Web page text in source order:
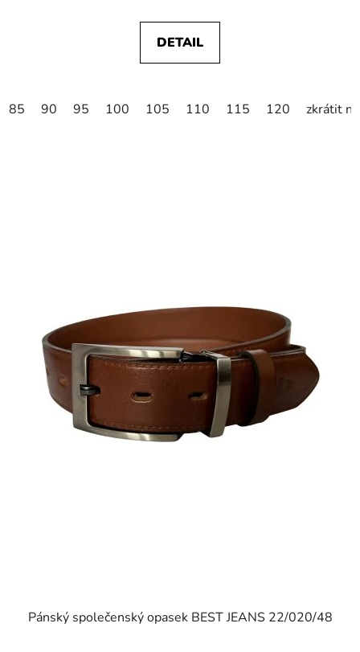
DETAIL
85 90 95 100 105 110 115 120 zkrátit
Pánský společenský opasek BEST JEANS 22/020/48